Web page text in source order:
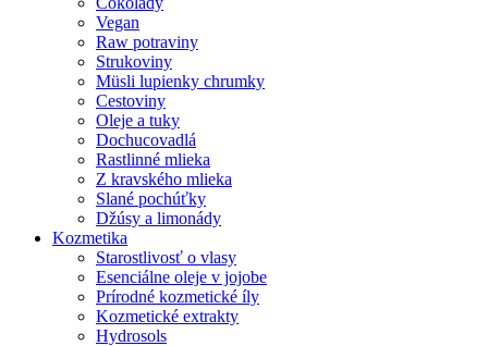
Vegan
Raw potraviny
Strukoviny
Müsli lupienky chrumky
Cestoviny
Oleje a tuky
Dochucovadlá
Rastlinné mlieka
Z kravského mlieka
Slané pochúťky
Džúsy a limonády
Kozmetika
Starostlivosť o vlasy
Esenciálne oleje v jojobe
Prírodné kozmetické íly
Kozmetické extrakty
Hydrosols